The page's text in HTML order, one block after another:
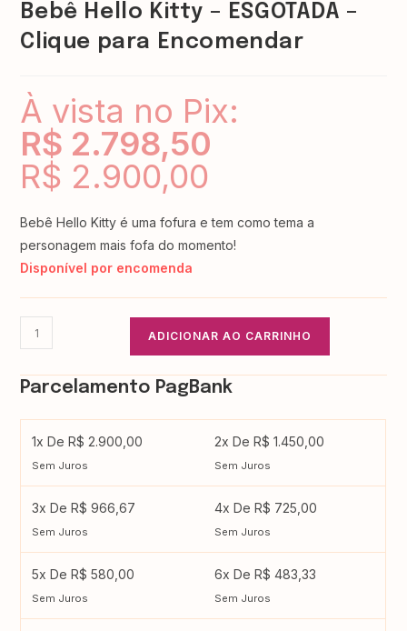
Bebê Hello Kitty – ESGOTADA –
Clique para Encomendar
À vista no Pix:
R$ 2.798,50
R$ 2.900,00
Bebê Hello Kitty é uma fofura e tem como tema a
personagem mais fofa do momento!
Disponível por encomenda
ADICIONAR AO CARRINHO
Parcelamento PagBank
1x De R$ 2.900,00
Sem Juros
2x De R$ 1.450,00
Sem Juros
3x De R$ 966,67
Sem Juros
4x De R$ 725,00
Sem Juros
5x De R$ 580,00
Sem Juros
6x De R$ 483,33
Sem Juros